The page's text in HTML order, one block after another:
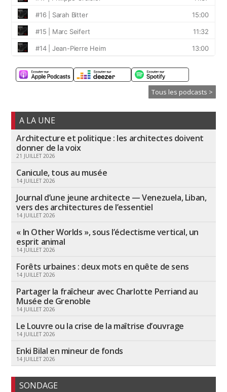
Tous les podcasts >
A LA UNE
Architecture et politique : les architectes doivent
donner de la voix
21 JUILLET 2026
Canicule, tous au musée
14 JUILLET 2026
Journal d’une jeune architecte — Venezuela, Liban,
vers des architectures de l’essentiel
14 JUILLET 2026
« In Other Worlds », sous l’éclectisme vertical, un
esprit animal
14 JUILLET 2026
Forêts urbaines : deux mots en quête de sens
14 JUILLET 2026
Partager la fraîcheur avec Charlotte Perriand au
Musée de Grenoble
14 JUILLET 2026
Le Louvre ou la crise de la maîtrise d’ouvrage
14 JUILLET 2026
Enki Bilal en mineur de fonds
14 JUILLET 2026
SONDAGE